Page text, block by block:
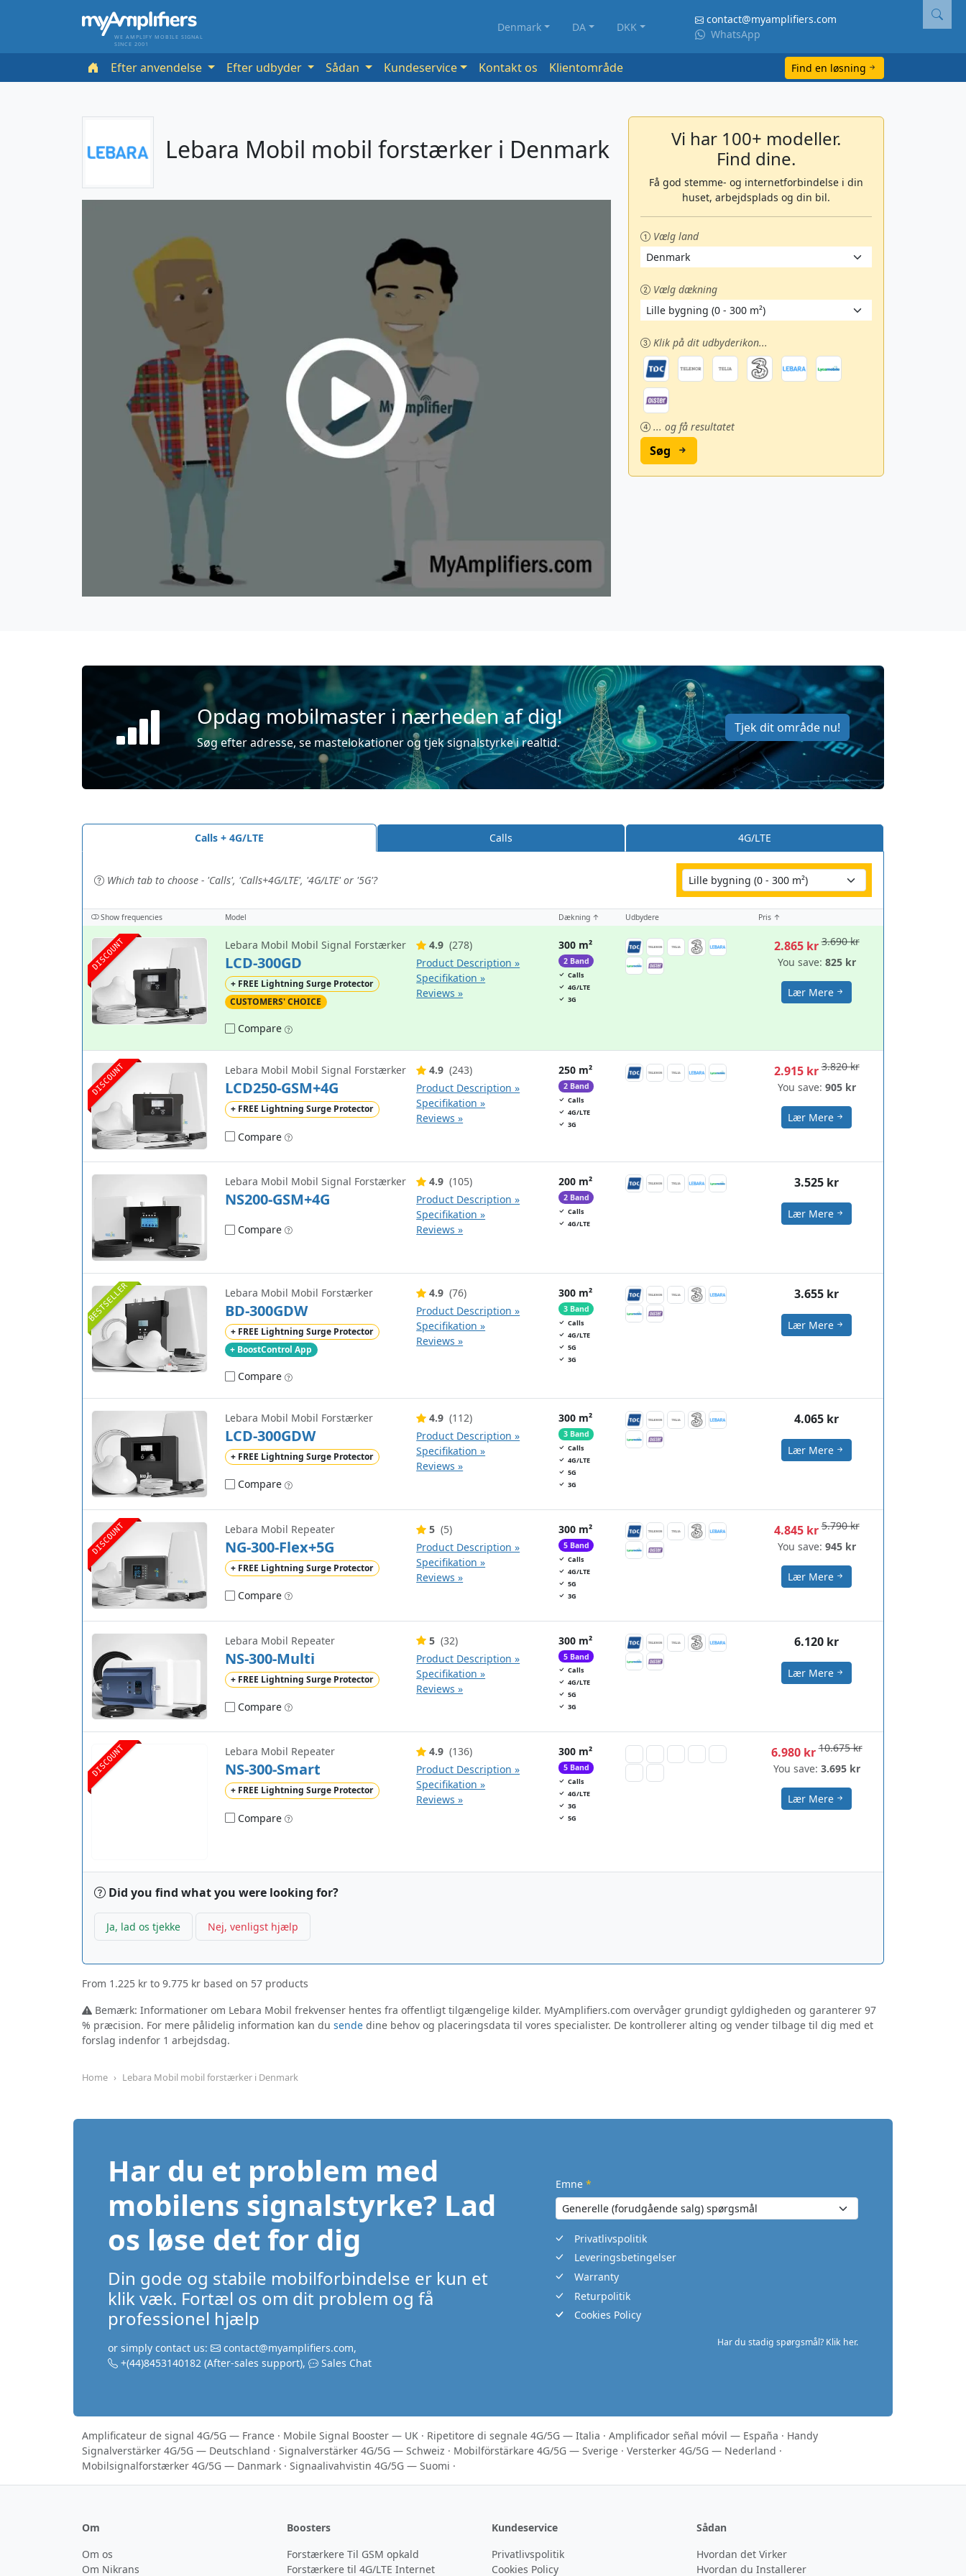
WE AMPLIFY MOBILE SIGNAL
SINCE 2001
Denmark DA DKK
contact@myamplifiers.com
WhatsApp
Efter anvendelse Efter udbyder Sådan Kundeservice Kontakt os Klientområde Find en løsning
Lebara Mobil mobil forstærker i Denmark
Vi har 100+ modeller.
Find dine.
Få god stemme- og internetforbindelse i din
huset, arbejdsplads og din bil.
Vælg land
Vælg dækning
Klik på dit udbyderikon...
... og få resultatet
Søg
Opdag mobilmaster i nærheden af dig!
Søg efter adresse, se mastelokationer og tjek signalstyrke i realtid.
Tjek dit område nu!
Calls + 4G/LTE Calls 4G/LTE
Which tab to choose - 'Calls', 'Calls+4G/LTE', '4G/LTE' or '5G'?
Show frequencies Model Dækning ↑ Udbydere Pris ↑
DISCOUNT Lebara Mobil Mobil Signal Forstærker
LCD-300GD
+ FREE Lightning Surge Protector
CUSTOMERS' CHOICE
Compare
4.9 (278)
Product Description »
Specifikation »
Reviews »
300 m²
2 Band
Calls
4G/LTE
3G
2.865 kr3.690 kr
You save: 825 kr
Lær Mere
DISCOUNT Lebara Mobil Mobil Signal Forstærker
LCD250-GSM+4G
+ FREE Lightning Surge Protector
Compare
4.9 (243)
Product Description »
Specifikation »
Reviews »
250 m²
2 Band
Calls
4G/LTE
3G
2.915 kr3.820 kr
You save: 905 kr
Lær Mere
Lebara Mobil Mobil Signal Forstærker
NS200-GSM+4G
Compare
4.9 (105)
Product Description »
Specifikation »
Reviews »
200 m²
2 Band
Calls
4G/LTE
3.525 kr
Lær Mere
BESTSELLER Lebara Mobil Mobil Forstærker
BD-300GDW
+ FREE Lightning Surge Protector
+ BoostControl App
Compare
4.9 (76)
Product Description »
Specifikation »
Reviews »
300 m²
3 Band
Calls
4G/LTE
5G
3G
3.655 kr
Lær Mere
Lebara Mobil Mobil Forstærker
LCD-300GDW
+ FREE Lightning Surge Protector
Compare
4.9 (112)
Product Description »
Specifikation »
Reviews »
300 m²
3 Band
Calls
4G/LTE
5G
3G
4.065 kr
Lær Mere
DISCOUNT Lebara Mobil Repeater
NG-300-Flex+5G
+ FREE Lightning Surge Protector
Compare
5 (5)
Product Description »
Specifikation »
Reviews »
300 m²
5 Band
Calls
4G/LTE
5G
3G
4.845 kr5.790 kr
You save: 945 kr
Lær Mere
Lebara Mobil Repeater
NS-300-Multi
+ FREE Lightning Surge Protector
Compare
5 (32)
Product Description »
Specifikation »
Reviews »
300 m²
5 Band
Calls
4G/LTE
5G
3G
6.120 kr
Lær Mere
DISCOUNT Lebara Mobil Repeater
NS-300-Smart
+ FREE Lightning Surge Protector
Compare
4.9 (136)
Product Description »
Specifikation »
Reviews »
300 m²
5 Band
Calls
4G/LTE
3G
5G
6.980 kr10.675 kr
You save: 3.695 kr
Lær Mere
Did you find what you were looking for?
Ja, lad os tjekke Nej, venligst hjælp
From 1.225 kr to 9.775 kr based on 57 products
Bemærk: Informationer om Lebara Mobil frekvenser hentes fra offentligt tilgængelige kilder. MyAmplifiers.com overvåger grundigt gyldigheden og garanterer 97
% præcision. For mere pålidelig information kan du sende dine behov og placeringsdata til vores specialister. De kontrollerer alting og vender tilbage til dig med et
forslag indenfor 1 arbejdsdag.
Home Lebara Mobil mobil forstærker i Denmark
Har du et problem med
mobilens signalstyrke? Lad
os løse det for dig
Din gode og stabile mobilforbindelse er kun et
klik væk. Fortæl os om dit problem og få
professionel hjælp
or simply contact us: contact@myamplifiers.com,
+(44)8453140182 (After-sales support), Sales Chat
Emne *
Privatlivspolitik
Leveringsbetingelser
Warranty
Returpolitik
Cookies Policy
Har du stadig spørgsmål? Klik her.
Amplificateur de signal 4G/5G — France · Mobile Signal Booster — UK · Ripetitore di segnale 4G/5G — Italia · Amplificador señal móvil — España · Handy
Signalverstärker 4G/5G — Deutschland · Signalverstärker 4G/5G — Schweiz · Mobilförstärkare 4G/5G — Sverige · Versterker 4G/5G — Nederland ·
Mobilsignalforstærker 4G/5G — Danmark · Signaalivahvistin 4G/5G — Suomi ·
Om
Om os
Om Nikrans
Boosters
Forstærkere Til GSM opkald
Forstærkere til 4G/LTE Internet
Kundeservice
Privatlivspolitik
Cookies Policy
Sådan
Hvordan det Virker
Hvordan du Installerer